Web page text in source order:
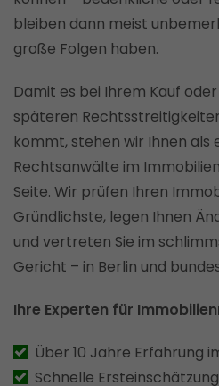
bleiben dann meist
große Folgen haben.
Damit es bei Ihrem Kauf
späteren
kommt, stehen wir Ihnen als
Rechtsanwälte im
Seite. Wir prüfen Ihren
Gründlichste, legen Ihnen
und vertreten Sie im
Gericht – in Berlin und
Ihre Experten für
Über 10 Jahre Erfahrung
Schnelle